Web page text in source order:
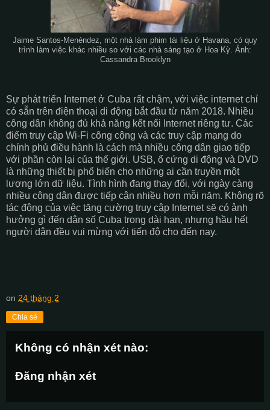
Jaime Santos-Menéndez, một nhà làm phim tài liệu ở Havana, có quy
trình làm việc khác nhiều so với các nhà sáng tạo ở Hoa Kỳ. Ảnh:
Cassandra Brooklyn
Sự phát triển Internet ở Cuba rất chậm, với việc internet chỉ
có sẵn trên điện thoại di động bắt đầu từ năm 2018. Nhiều
công dân không đủ khả năng kết nối Internet riêng tư. Các
điểm truy cập Wi-Fi công cộng và các truy cập mạng do
chính phủ điều hành là cách mà nhiều công dân giao tiếp
với phần còn lại của thế giới. USB, ổ cứng di động và DVD
là những thiết bị phổ biến cho những ai cần truyền một
lượng lớn dữ liệu. Tình hình đang thay đổi, với ngày càng
nhiều công dân được tiếp cận nhiều hơn mỗi năm. Không rõ
tác động của việc tăng cường truy cập Internet sẽ có ảnh
hưởng gì đến dân số Cuba trong dài hạn, nhưng hầu hết
người dân đều vui mừng với tiến độ cho đến nay.
on 24 tháng 2
Chia sẻ
Không có nhận xét nào:
Đăng nhận xét